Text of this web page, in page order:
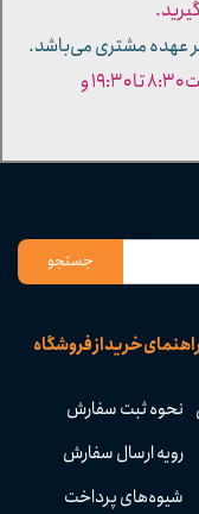
راهنمای خرید از فروشگاه
نحوه ثبت سفارش
رویه ارسال سفارش
شیوه‌های پرداخت
جستجو
عهده مشتری می‌باشد.
- ساعات کاری فروشگاه: شنبه تا چهارشنبه از ساعت ۸:۳۰ تا ۱۹:۳۰ و